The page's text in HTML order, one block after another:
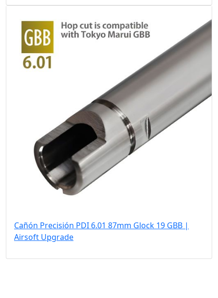
Cañón Precisión PDI 6.01 87mm Glock 19 GBB |
Airsoft Upgrade